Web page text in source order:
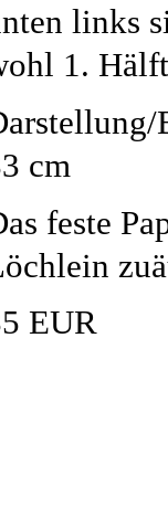
links
1.
cm
feste
EUR